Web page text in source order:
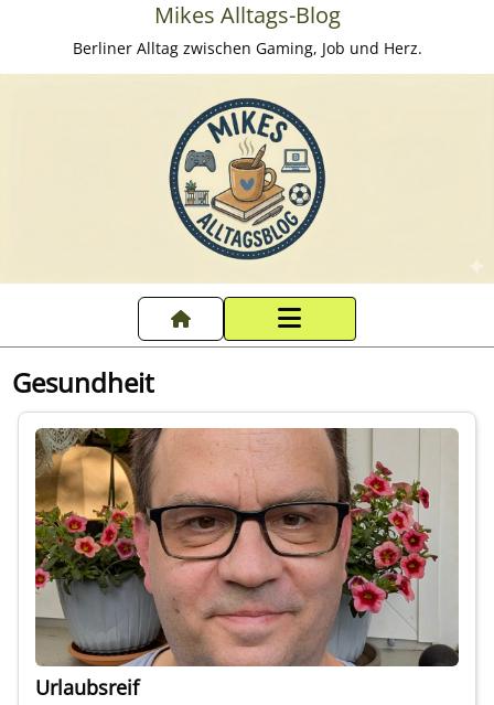
Mikes Alltags-Blog
Berliner Alltag zwischen Gaming, Job und Herz.
Startseite
Datenschutzerklärung
Impressum
Über mich
Gesundheit
Urlaubsreif